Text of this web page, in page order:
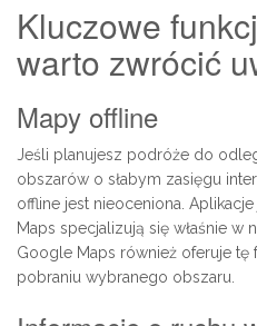
Kluczowe
warto zwrócić
Mapy offline
Jeśli planujesz podróże do
obszarów o słabym zasięgu
offline jest nieoceniona.
Maps specjalizują się właśnie w
Google Maps również oferuje
pobraniu wybranego obszaru.